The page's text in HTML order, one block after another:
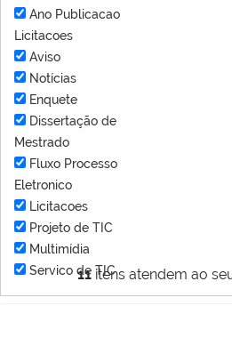
11itens atendem ao
Ano Publicacao
Licitacoes
Aviso
Notícias
Enquete
Dissertação de
Mestrado
Fluxo Processo
Eletronico
Licitacoes
Projeto de TIC
Multimídia
Servico de TIC